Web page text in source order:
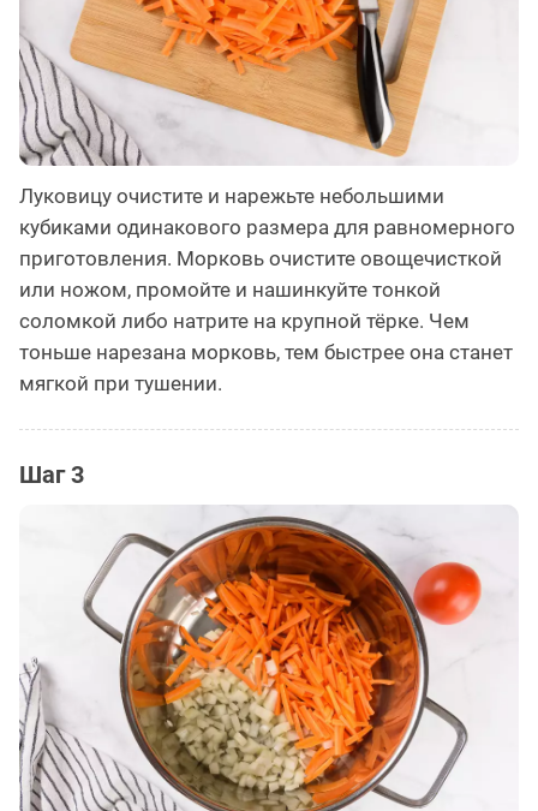
Луковицу очистите и нарежьте небольшими
кубиками одинакового размера для равномерного
приготовления. Морковь очистите овощечисткой
или ножом, промойте и нашинкуйте тонкой
соломкой либо натрите на крупной тёрке. Чем
тоньше нарезана морковь, тем быстрее она станет
мягкой при тушении.
Шаг 3